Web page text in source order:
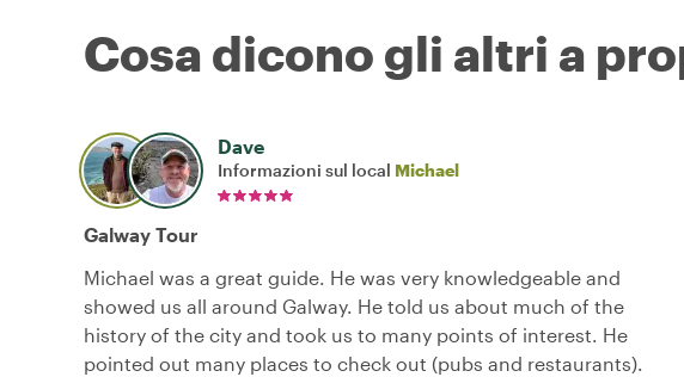
Cosa dicono gli altri a
Dave
Informazioni sul local Michael
Galway Tour
Michael was a great guide. He was very knowledgeable and
showed us all around Galway. He told us about much of the
history of the city and took us to many points of interest. He
pointed out many places to check out (pubs and restaurants).